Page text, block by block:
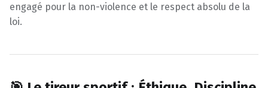
engagé pour la non-violence et le respect absolu de la
loi.